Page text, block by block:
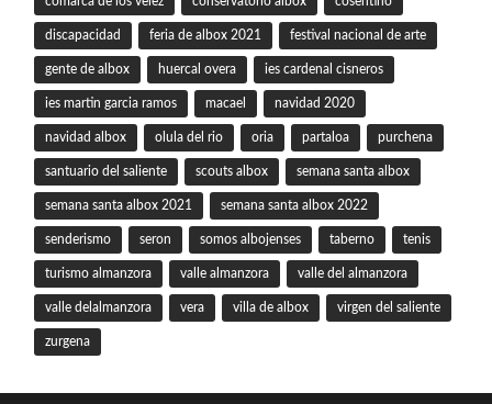
discapacidad feria de albox 2021 festival nacional de arte
gente de albox huercal overa ies cardenal cisneros
ies martin garcia ramos macael navidad 2020
navidad albox olula del rio oria partaloa purchena
santuario del saliente scouts albox semana santa albox
semana santa albox 2021 semana santa albox 2022
senderismo seron somos albojenses taberno tenis
turismo almanzora valle almanzora valle del almanzora
valle delalmanzora vera villa de albox virgen del saliente
zurgena